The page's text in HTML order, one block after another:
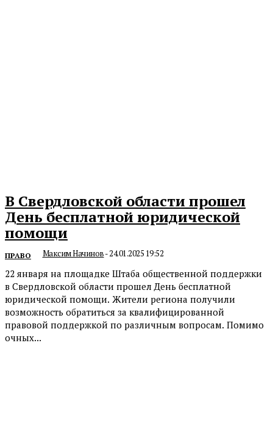
В Свердловской области прошел
День бесплатной юридической
помощи
ПРАВО Максим Начинов-24.01.2025 19:52
22 января на площадке Штаба общественной поддержки
в Свердловской области прошел День бесплатной
юридической помощи. Жители региона получили
возможность обратиться за квалифицированной
правовой поддержкой по различным вопросам. Помимо
очных...